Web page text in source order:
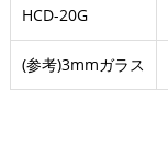
HCD-20G
(参考)3mmガラス